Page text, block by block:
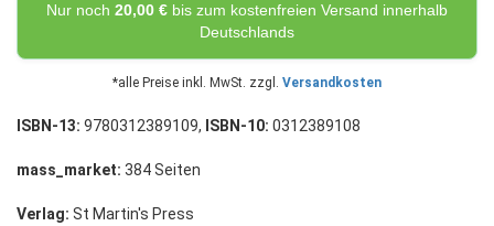
Nur noch 20,00 € bis zum kostenfreien Versand innerhalb
Deutschlands
*alle Preise inkl. MwSt. zzgl. Versandkosten
ISBN-13: 9780312389109, ISBN-10: 0312389108
mass_market: 384 Seiten
Verlag: St Martin's Press